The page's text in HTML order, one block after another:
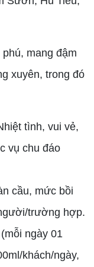
mang đậm
xuyên, trong đó
tình, vui vẻ,
vụ chu đáo
cầu, mức bồi
trường hợp.
ngày 01
khách/ngày,